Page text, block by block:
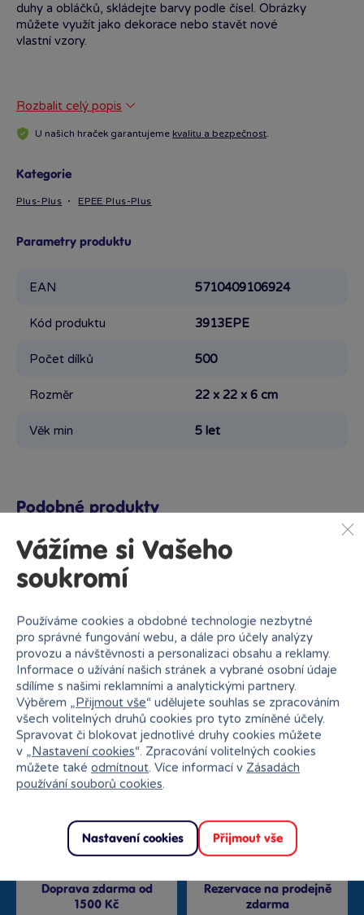
duhy a obláčků, skládejte barvy podle čísel. Obrázky
můžete využít jako dekorace nebo stavět nové
vlastní vzory.
Rozbalit celý popis
U našich hraček garantujeme kvalitu a bezpečnost.
Kategorie
Plus-Plus EPEE Plus-Plus
Parametry produktu
EAN 5710409106924
Kód produktu 3913EPE
Počet dílků 500
Rozměr 22 x 22 x 6 cm
Věk min 5 let
Podobné produkty
Nejširší sortiment na
trhu
27 kamenných prodejen
Doprava zdarma od
1500 Kč
Rezervace na prodejně
zdarma
Vážíme si Vašeho
soukromí
Používáme cookies a obdobné technologie nezbytné
pro správné fungování webu, a dále pro účely analýzy
provozu a návštěvnosti a personalizaci obsahu a reklamy.
Informace o užívání našich stránek a vybrané osobní údaje
sdílíme s našimi reklamními a analytickými partnery.
Výběrem „Přijmout vše“ udělujete souhlas se zpracováním
všech volitelných druhů cookies pro tyto zmíněné účely.
Spravovat či blokovat jednotlivé druhy cookies můžete
v „Nastavení cookies“. Zpracování volitelných cookies
můžete také odmítnout. Více informací v Zásadách
používání souborů cookies.
Nastavení cookies Přijmout vše